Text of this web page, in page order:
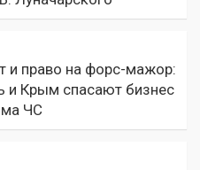
и право на форс-мажор:
и Крым спасают бизнес
ЧС